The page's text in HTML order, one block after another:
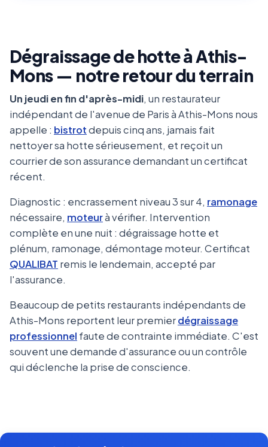
Dégraissage de hotte à Athis-
Mons — notre retour du terrain
Un jeudi en fin d'après-midi, un restaurateur
indépendant de l'avenue de Paris à Athis-Mons nous
appelle : bistrotdepuis cinq ans, jamais fait
nettoyer sa hotte sérieusement, et reçoit un
courrier de son assurance demandant un certificat
récent.
Diagnostic : encrassement niveau 3 sur 4, ramonage
nécessaire, moteurà vérifier. Intervention
complète en une nuit : dégraissage hotte et
plénum, ramonage, démontage moteur. Certificat
QUALIBAT remis le lendemain, accepté par
l'assurance.
Beaucoup de petits restaurants indépendants de
Athis-Mons reportent leur premierdégraissage
professionnel faute de contrainte immédiate. C'est
souvent une demande d'assurance ou un contrôle
qui déclenche la prise de conscience.